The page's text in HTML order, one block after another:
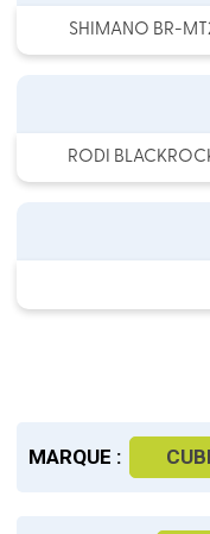
SHIMANO BR-
RODI
MARQUE :